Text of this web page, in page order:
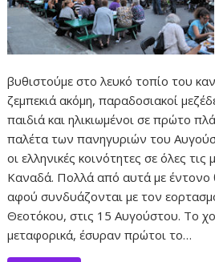
βυθιστούμε στο λευκό τοπίο του
ζεμπεκιά ακόμη, παραδοσιακοί
παιδιά και ηλικιωμένοι σε πρώτο
παλέτα των πανηγυριών του
οι ελληνικές κοινότητες σε όλες τις
Καναδά. Πολλά από αυτά με έντονο
αφού συνδυάζονται με τον
Θεοτόκου, στις 15 Αυγούστου. Το
μεταφορικά, έσυραν πρώτοι το…